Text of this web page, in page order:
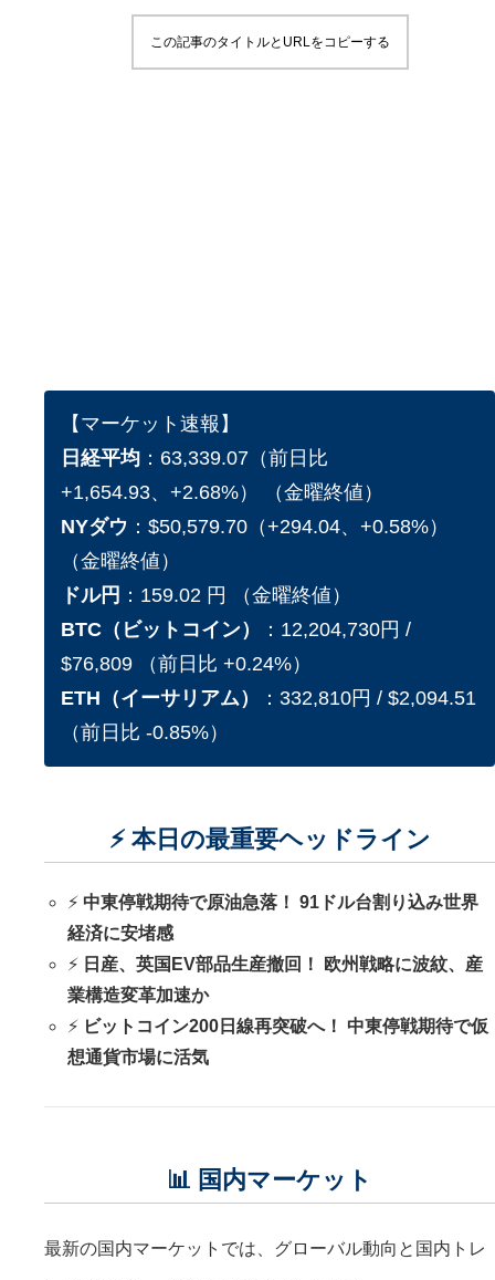
この記事のタイトルとURLをコピーする
【マーケット速報】
日経平均 ：63,339.07（前日比
+1,654.93、+2.68%） （金曜終値）
NYダウ ：$50,579.70（+294.04、+0.58%）
（金曜終値）
ドル円 ：159.02 円 （金曜終値）
BTC（ビットコイン）
：12,204,730円 /
$76,809 （前日比 +0.24%）
ETH（イーサリアム）
：332,810円 / $2,094.51
（前日比 -0.85%）
⚡ 本日の最重要ヘッドライン
⚡ 中東停戦期待で原油急落！ 91ドル台割り込み世界
経済に安堵感
⚡ 日産、英国EV部品生産撤回！ 欧州戦略に波紋、産
業構造変革加速か
⚡ ビットコイン200日線再突破へ！ 中東停戦期待で仮
想通貨市場に活気
📊 国内マーケット
最新の国内マーケットでは、グローバル動向と国内トレ